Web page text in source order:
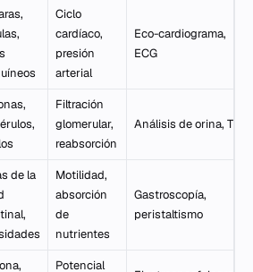
Ciclo
cardíaco,
presión
arterial
Eco-cardiograma,
ECG
Filtración
glomerular,
reabsorción
Análisis de orina, TFG
de la
Motilidad,
absorción
de
nutrientes
Gastroscopía,
peristaltismo
Potencial